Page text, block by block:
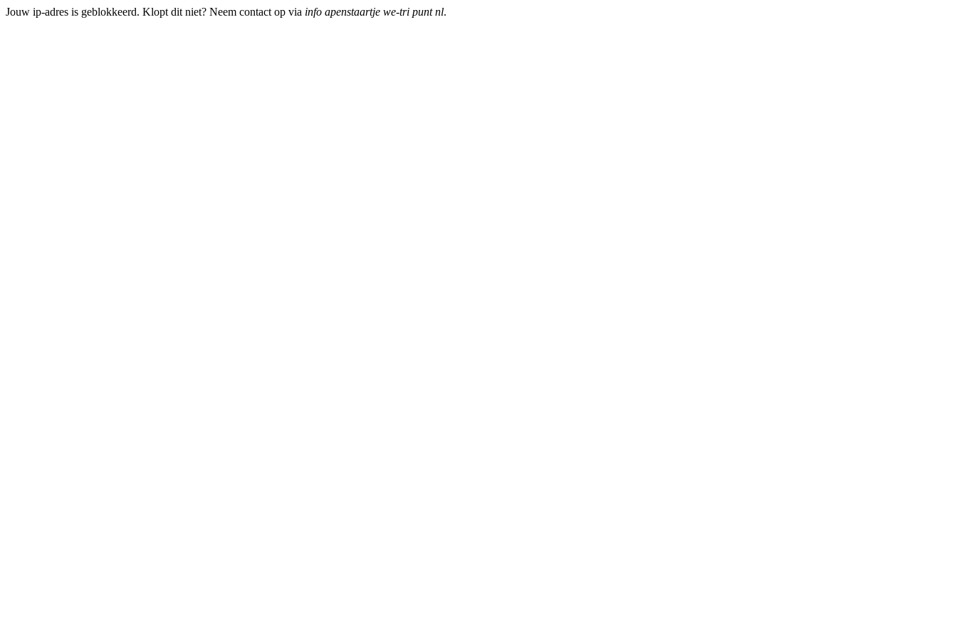
Jouw ip-adres is geblokkeerd. Klopt dit niet? Neem contact op via info apenstaartje we-tri punt nl.